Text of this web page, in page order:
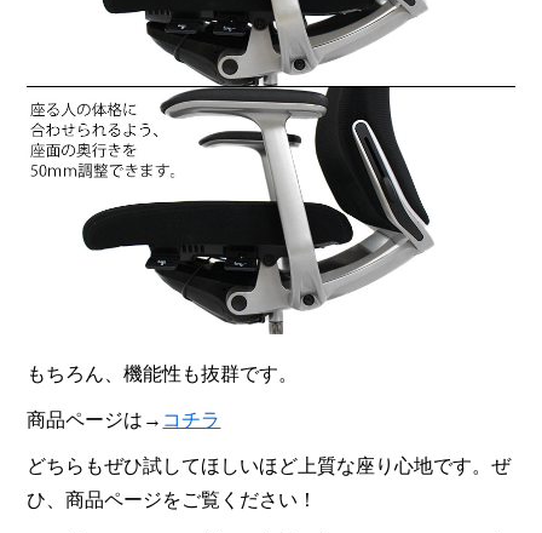
もちろん、機能性も抜群です。
商品ページは→ コチラ
どちらもぜひ試してほしいほど上質な座り心地です。ぜ
ひ、商品ページをご覧ください！